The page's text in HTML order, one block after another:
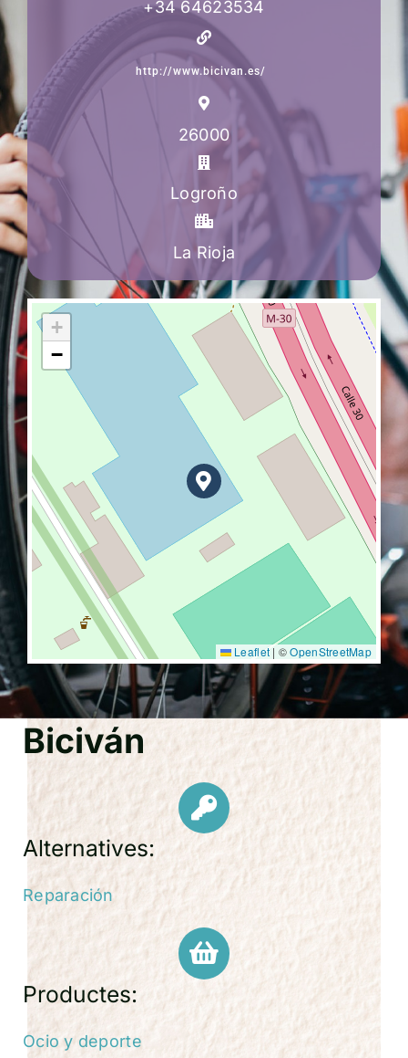
+34 64623534
http://www.bicivan.es/
26000
Logroño
La Rioja
+
−
Leaflet| ©OpenStreetMap
Biciván
Alternatives:
Reparación
Productes:
Ocio y deporte